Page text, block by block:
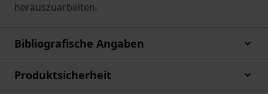
herauszuarbeiten.
Bibliografische Angaben
Produktsicherheit